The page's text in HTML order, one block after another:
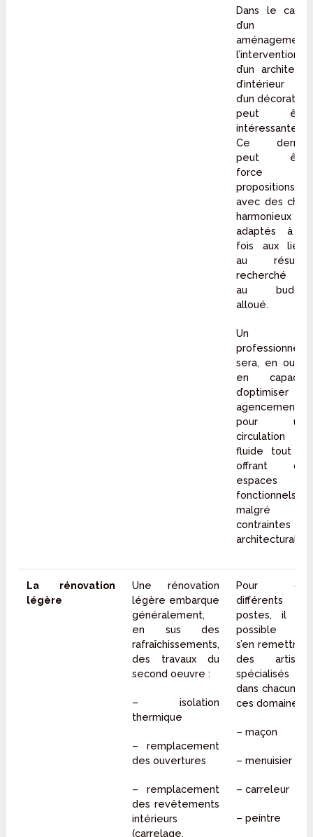
Dans le cadre
d’un
aménagement,
l’intervention
d’un architecte
d’intérieur ou
d’un décorateur
peut être
intéressante.
Ce dernier
peut être
force de
propositions
avec des choix
harmonieux et
adaptés à la
fois aux lieux,
au résultat
recherché et
au budget
alloué.
Un tel
professionnel
sera, en outre,
en capacité
d’optimiser cet
agencement
pour une
circulation
fluide tout en
offrant des
espaces
fonctionnels
malgré les
contraintes
architecturales.
La rénovation
légère
Une rénovation
légère embarque
généralement,
en sus des
rafraîchissements,
des travaux du
second oeuvre :
– isolation
thermique
– remplacement
des ouvertures
– remplacement
des revêtements
intérieurs
(carrelage,
Pour ces
différents
postes, il est
possible de
s’en remettre à
des artisans
spécialisés
dans chacun de
ces domaines.
– maçon
– menuisier
– carreleur
– peintre